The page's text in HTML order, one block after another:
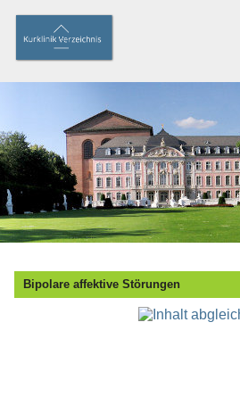
Bipolare affektive Störungen